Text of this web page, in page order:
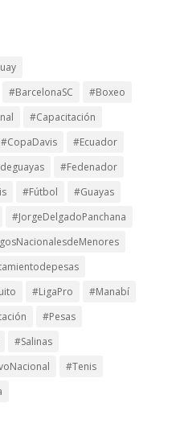
#BarcelonaSC
#Boxeo
#Capacitación
#CopaDavis
#Ecuador
#Fedenador
#Fútbol
#Guayas
#JorgeDelgadoPanchana
#LigaPro
#Manabí
#Pesas
#Salinas
#Tenis